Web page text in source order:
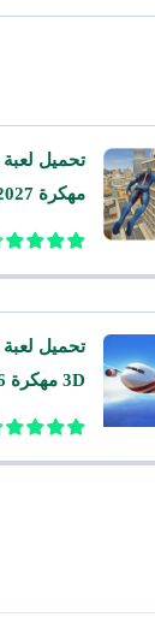
مهكرة 2027 للاندرويد
3D مهكرة 2026 للاندرويد